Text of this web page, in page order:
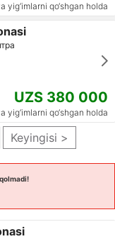
yig‘imlarni qo‘shgan holda
UZS 380 000
yig‘imlarni qo‘shgan holda
Keyingisi >